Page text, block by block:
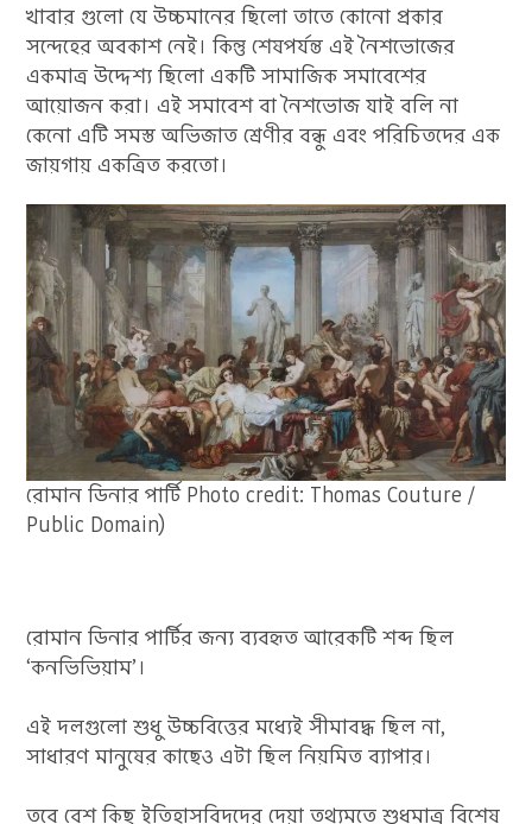
খাবার গুলো যে উচ্চমানের ছিলো তাতে কোনো প্রকার
সন্দেহের অবকাশ নেই। কিন্তু শেষপর্যন্ত এই নৈশভোজের
একমাত্র উদ্দেশ্য ছিলো একটি সামাজিক সমাবেশের
আয়োজন করা। এই সমাবেশ বা নৈশভোজ যাই বলি না
কেনো এটি সমস্ত অভিজাত শ্রেণীর বন্ধু এবং পরিচিতদের এক
জায়গায় একত্রিত করতো।
রোমান ডিনার পার্টি Photo credit: Thomas Couture /
Public Domain)
রোমান ডিনার পার্টির জন্য ব্যবহৃত আরেকটি শব্দ ছিল
‘কনভিভিয়াম’।
এই দলগুলো শুধু উচ্চবিত্তের মধ্যেই সীমাবদ্ধ ছিল না,
সাধারণ মানুষের কাছেও এটা ছিল নিয়মিত ব্যাপার।
তবে বেশ কিছু ইতিহাসবিদদের দেয়া তথ্যমতে শুধুমাত্র বিশেষ